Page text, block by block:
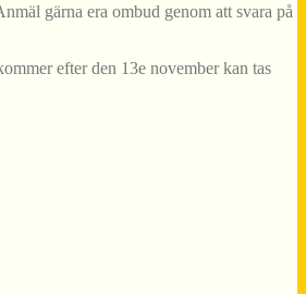
gärna era ombud genom att svara på
efter den 13e november kan tas